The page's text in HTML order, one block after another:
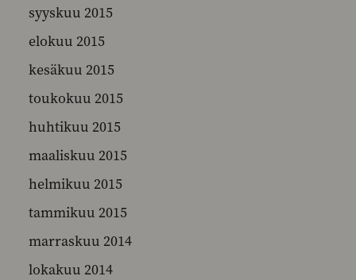
syyskuu 2015
elokuu 2015
kesäkuu 2015
toukokuu 2015
huhtikuu 2015
maaliskuu 2015
helmikuu 2015
tammikuu 2015
marraskuu 2014
lokakuu 2014